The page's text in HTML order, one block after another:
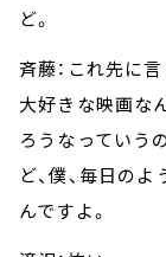
ど。
斉藤：これ先に
大好きな映画な
ろうなっていう
ど、僕、毎日の
んですよ。